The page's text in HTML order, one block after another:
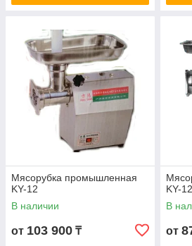
Мясорубка промышленная
KY-12
В наличии
от 103 900 ₸
KY-
В
от